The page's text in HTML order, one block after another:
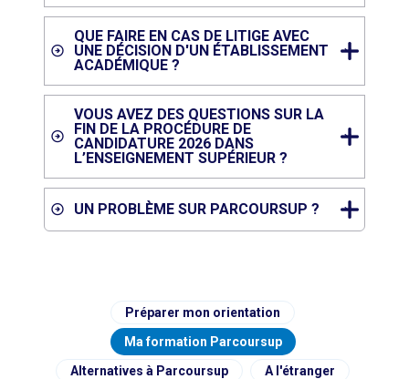
QUE FAIRE EN CAS DE LITIGE AVEC
UNE DÉCISION D'UN ÉTABLISSEMENT
ACADÉMIQUE ?
VOUS AVEZ DES QUESTIONS SUR LA
FIN DE LA PROCÉDURE DE
CANDIDATURE 2026 DANS
L’ENSEIGNEMENT SUPÉRIEUR ?
UN PROBLÈME SUR PARCOURSUP ?
Préparer mon orientation
Ma formation Parcoursup
Alternatives à Parcoursup
A l'étranger